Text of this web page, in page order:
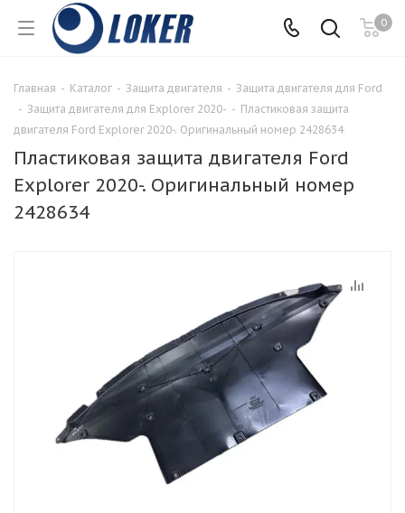
0
Главная - Каталог - Защита двигателя - Защита двигателя для Ford
- Защита двигателя для Explorer 2020- - Пластиковая защита
двигателя Ford Explorer 2020-. Оригинальный номер 2428634
Пластиковая защита двигателя Ford
Explorer 2020-. Оригинальный номер
2428634